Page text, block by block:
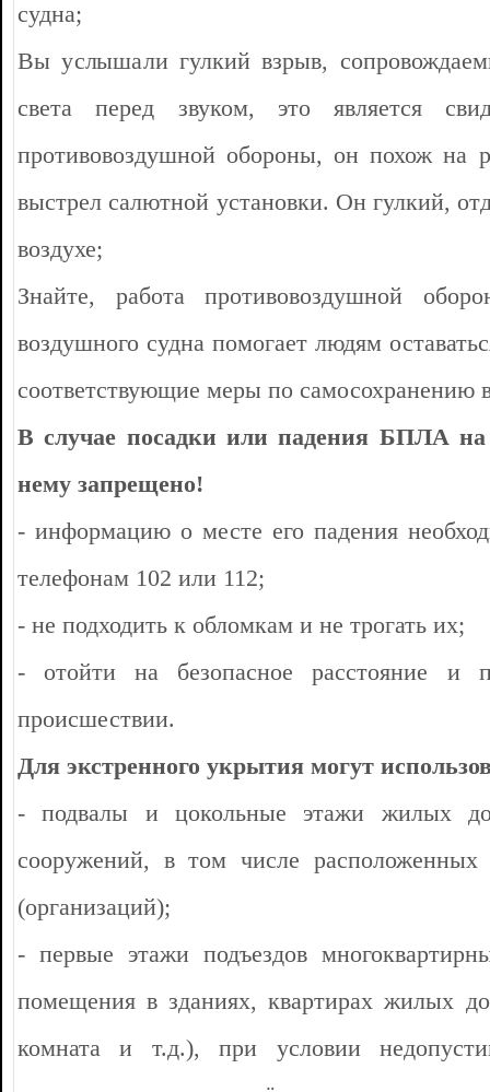
судна;
Вы услышали гулкий взрыв,
света перед звуком, это является
противовоздушной обороны, он похож на
выстрел салютной установки. Он гулкий,
воздухе;
Знайте, работа противовоздушной
воздушного судна помогает людям
соответствующие меры по самосохранению
В случае посадки или падения БПЛА на
нему запрещено!
- информацию о месте его падения
телефонам 102 или 112;
- не подходить к обломкам и не трогать их;
- отойти на безопасное расстояние и
происшествии.
Для экстренного укрытия могут
- подвалы и цокольные этажи жилых
сооружений, в том числе расположенных
(организаций);
- первые этажи подъездов
помещения в зданиях, квартирах жилых
комната и т.д.), при условии